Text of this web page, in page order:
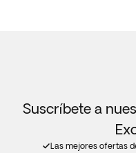
Suscríbete a
Las mejores ofertas